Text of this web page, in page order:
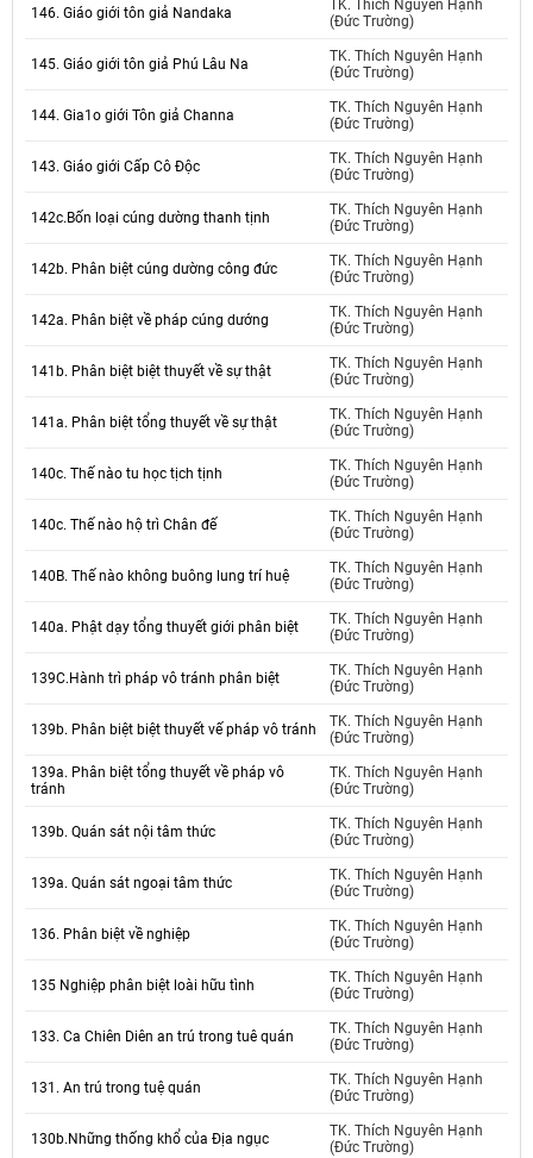
146. Giáo giới tôn giả Nandaka
TK. Thích Nguyên Hạnh
(Đức Trường)
145. Giáo giới tôn giả Phú Lâu Na
TK. Thích Nguyên Hạnh
(Đức Trường)
144. Gia1o giới Tôn giả Channa
TK. Thích Nguyên Hạnh
(Đức Trường)
143. Giáo giới Cấp Cô Độc
TK. Thích Nguyên Hạnh
(Đức Trường)
142c.Bốn loại cúng dường thanh tịnh
TK. Thích Nguyên Hạnh
(Đức Trường)
142b. Phân biệt cúng dường công đức
TK. Thích Nguyên Hạnh
(Đức Trường)
142a. Phân biệt về pháp cúng dướng
TK. Thích Nguyên Hạnh
(Đức Trường)
141b. Phân biệt biệt thuyết về sự thật
TK. Thích Nguyên Hạnh
(Đức Trường)
141a. Phân biệt tổng thuyết về sự thật
TK. Thích Nguyên Hạnh
(Đức Trường)
140c. Thế nào tu học tịch tịnh
TK. Thích Nguyên Hạnh
(Đức Trường)
140c. Thế nào hộ trì Chân đế
TK. Thích Nguyên Hạnh
(Đức Trường)
140B. Thế nào không buông lung trí huệ
TK. Thích Nguyên Hạnh
(Đức Trường)
140a. Phật dạy tổng thuyết giới phân biệt
TK. Thích Nguyên Hạnh
(Đức Trường)
139C.Hành trì pháp vô tránh phân biệt
TK. Thích Nguyên Hạnh
(Đức Trường)
139b. Phân biệt biệt thuyết vế pháp vô tránh
TK. Thích Nguyên Hạnh
(Đức Trường)
139a. Phân biệt tổng thuyết về pháp vô
tránh
TK. Thích Nguyên Hạnh
(Đức Trường)
139b. Quán sát nội tâm thức
TK. Thích Nguyên Hạnh
(Đức Trường)
139a. Quán sát ngoại tâm thức
TK. Thích Nguyên Hạnh
(Đức Trường)
136. Phân biệt về nghiệp
TK. Thích Nguyên Hạnh
(Đức Trường)
135 Nghiệp phân biệt loài hữu tình
TK. Thích Nguyên Hạnh
(Đức Trường)
133. Ca Chiên Diên an trú trong tuê quán
TK. Thích Nguyên Hạnh
(Đức Trường)
131. An trú trong tuệ quán
TK. Thích Nguyên Hạnh
(Đức Trường)
130b.Những thống khổ của Địa ngục
TK. Thích Nguyên Hạnh
(Đức Trường)